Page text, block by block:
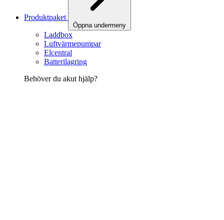
Produktpaket
Öppna undermeny
Laddbox
Luftvärmepumpar
Elcentral
Batterilagring
Behöver du akut hjälp?